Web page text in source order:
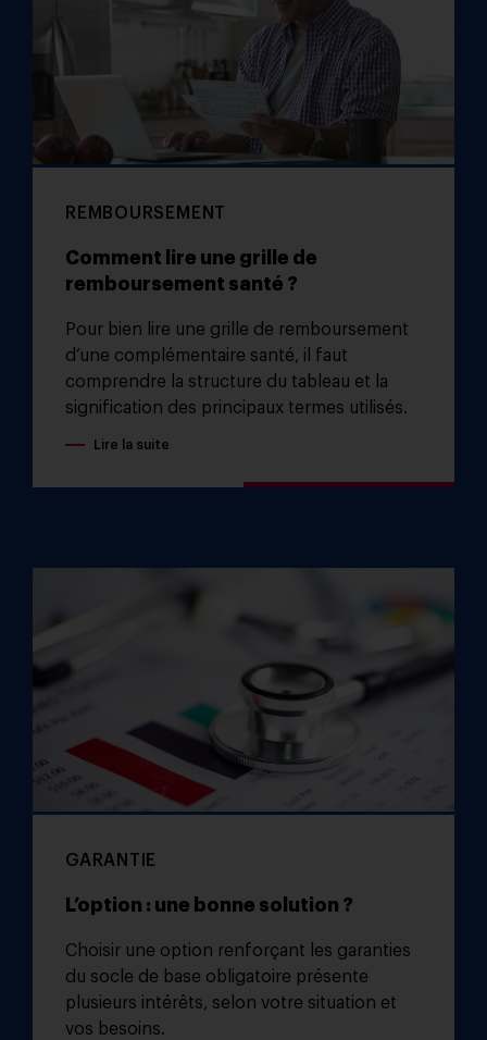
REMBOURSEMENT
Comment lire une grille de
remboursement santé ?
Pour bien lire une grille de remboursement
d’une complémentaire santé, il faut
comprendre la structure du tableau et la
signification des principaux termes utilisés.
Lire la suite
GARANTIE
L’option : une bonne solution ?
Choisir une option renforçant les garanties
du socle de base obligatoire présente
plusieurs intérêts, selon votre situation et
vos besoins.